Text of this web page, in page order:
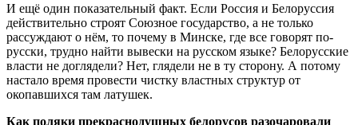
И ещё один показательный факт. Если Россия и Белоруссия
действительно строят Союзное государство, а не только
рассуждают о нём, то почему в Минске, где все говорят по-
русски, трудно найти вывески на русском языке? Белорусские
власти не доглядели? Нет, глядели не в ту сторону. А потому
настало время провести чистку властных структур от
окопавшихся там латушек.
Как поляки прекраснодушных белорусов разочаровали